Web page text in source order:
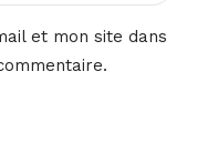
et mon site dans